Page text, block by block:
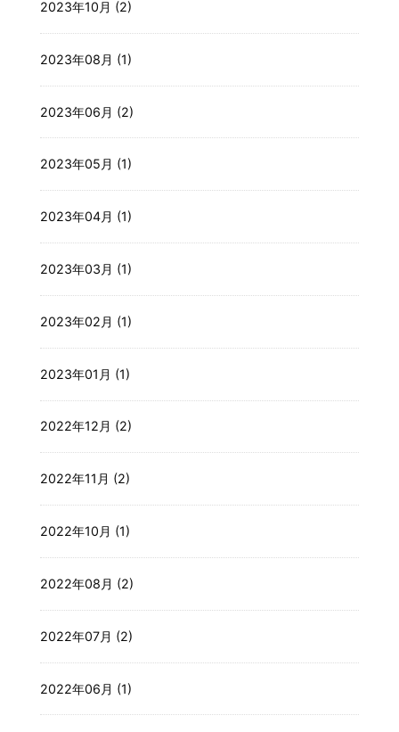
2023年10月 (2)
2023年08月 (1)
2023年06月 (2)
2023年05月 (1)
2023年04月 (1)
2023年03月 (1)
2023年02月 (1)
2023年01月 (1)
2022年12月 (2)
2022年11月 (2)
2022年10月 (1)
2022年08月 (2)
2022年07月 (2)
2022年06月 (1)